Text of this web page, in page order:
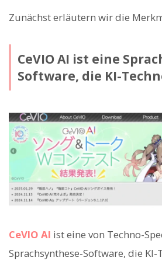
Zunächst erläutern wir die
CeVIO AI ist eine
Software, die KI-
CeVIO AI ist eine von Techno-
Sprachsynthese-Software, die